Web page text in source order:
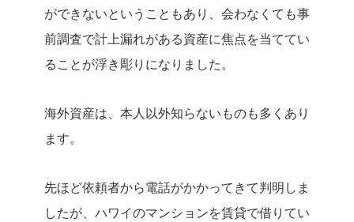
ができないということもあり、会わなくても事
前調査で計上漏れがある資産に焦点を当ててい
ることが浮き彫りになりました。
海外資産は、本人以外知らないものも多くあり
ます。
先ほど依頼者から電話がかかってきて判明しま
したが、ハワイのマンションを賃貸で借りてい